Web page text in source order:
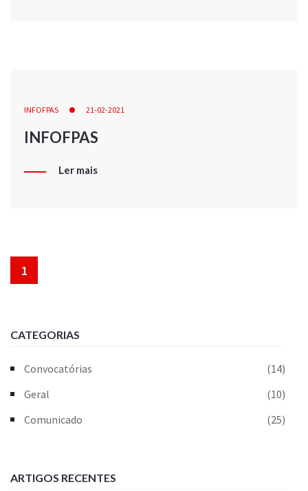
INFOFPAS 21-02-2021
INFOFPAS
Ler mais
1
CATEGORIAS
Convocatórias
(14)
Geral
(10)
Comunicado
(25)
ARTIGOS RECENTES